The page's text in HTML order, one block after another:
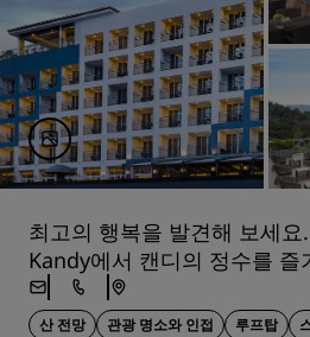
최고의 행복을 발견해 보세
Kandy에서 캔디의 정수를 즐
산 전망 관광 명소와 인접 루프탑